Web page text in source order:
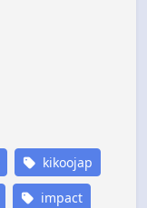
kikoojap
impact